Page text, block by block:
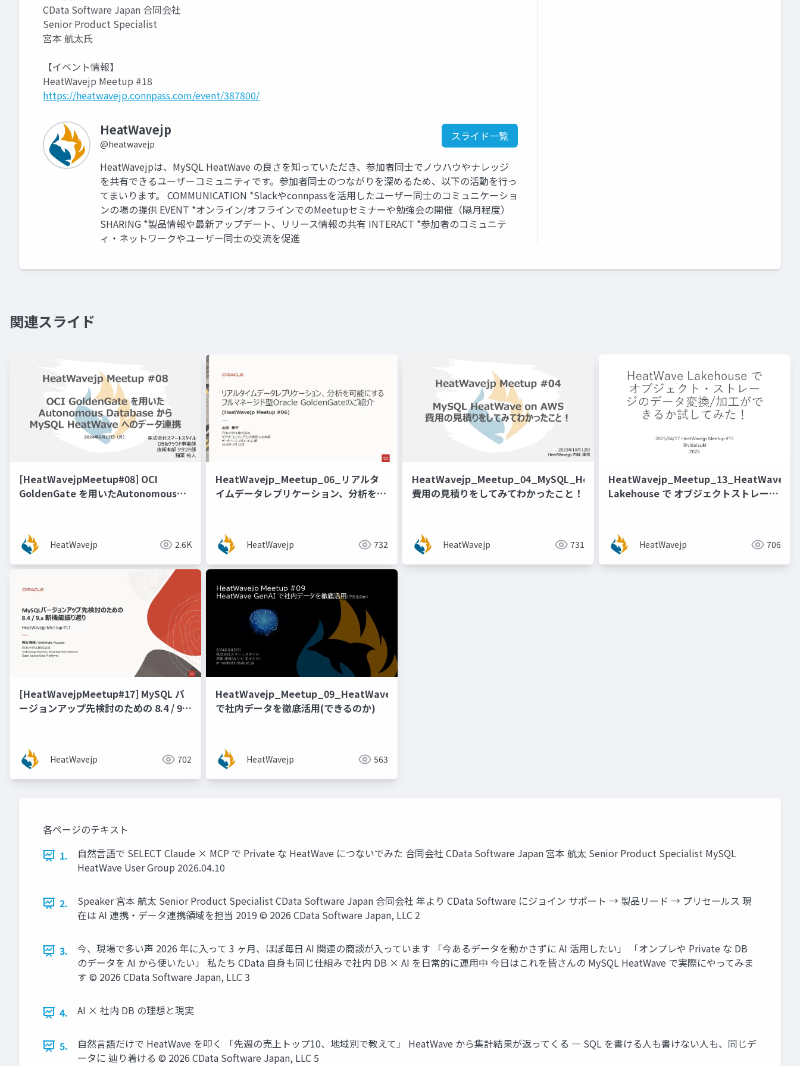
CData Software Japan 合同会社
Senior Product Specialist
宮本 航太氏
【イベント情報】
HeatWavejp Meetup #18
https://heatwavejp.connpass.com/event/387800/
HeatWavejp
@heatwavejp
スライド一覧
HeatWavejpは、MySQL HeatWave の良さを知っていただき、参加者同士でノウハウやナレッジ
を共有できるユーザーコミュニティです。参加者同士のつながりを深めるため、以下の活動を行っ
てまいります。 COMMUNICATION *Slackやconnpassを活用したユーザー同士のコミュニケーショ
ンの場の提供 EVENT *オンライン/オフラインでのMeetupセミナーや勉強会の開催（隔月程度）
SHARING *製品情報や最新アップデート、リリース情報の共有 INTERACT *参加者のコミュニテ
ィ・ネットワークやユーザー同士の交流を促進
関連スライド
[HeatWavejpMeetup#08] OCI
GoldenGate を用いたAutonomous
スタイル）]
HeatWavejp 2.6K
HeatWavejp_Meetup_06_リアルタ
イムデータレプリケーション、分析を可
HeatWavejp 732
HeatWavejp_Meetup_04_MySQL_HeatWave_on_AWS_
費用の見積りをしてみてわかったこと！
HeatWavejp 731
HeatWavejp_Meetup_13_HeatWave
Lakehouse で オブジェクトストレージ
HeatWavejp 706
[HeatWavejpMeetup#17] MySQL バ
ージョンアップ先検討のための 8.4 / 9.x
HeatWavejp 702
HeatWavejp_Meetup_09_HeatWaveGenAI
で社内データを徹底活用(できるのか)
HeatWavejp 563
各ページのテキスト
1.
自然言語で SELECT Claude × MCP で Private な HeatWave につないでみた 合同会社 CData Software Japan 宮本 航太 Senior Product Specialist MySQL
HeatWave User Group 2026.04.10
2.
Speaker 宮本 航太 Senior Product Specialist CData Software Japan 合同会社 年より CData Software にジョイン サポート → 製品リード → プリセールス 現
在は AI 連携・データ連携領域を担当 2019 © 2026 CData Software Japan, LLC 2
3.
今、現場で多い声 2026 年に入って 3 ヶ月、ほぼ毎日 AI 関連の商談が入っています 「今あるデータを動かさずに AI 活用したい」 「オンプレや Private な DB
のデータを AI から使いたい」 私たち CData 自身も同じ仕組みで社内 DB × AI を日常的に運用中 今日はこれを皆さんの MySQL HeatWave で実際にやってみま
す © 2026 CData Software Japan, LLC 3
4. AI × 社内 DB の理想と現実
5.
自然言語だけで HeatWave を叩く 「先週の売上トップ10、地域別で教えて」 HeatWave から集計結果が返ってくる ― SQL を書ける人も書けない人も、同じデ
ータに 辿り着ける © 2026 CData Software Japan, LLC 5